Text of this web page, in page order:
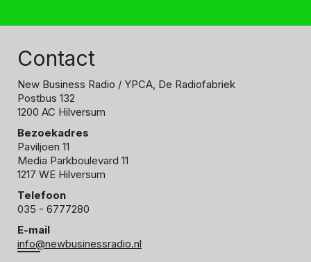
Contact
New Business Radio / YPCA, De Radiofabriek
Postbus 132
1200 AC Hilversum
Bezoekadres
Paviljoen 11
Media Parkboulevard 11
1217 WE Hilversum
Telefoon
035 - 6777280
E-mail
info@newbusinessradio.nl